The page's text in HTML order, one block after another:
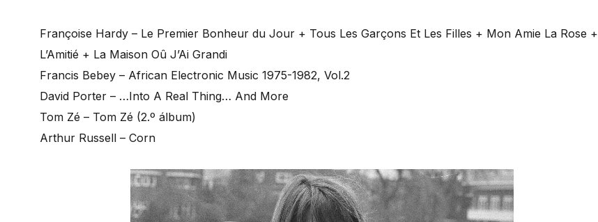
Françoise Hardy – Le Premier Bonheur du Jour + Tous Les Garçons Et Les Filles + Mon Amie La Rose +
L’Amitié + La Maison Oû J’Ai Grandi
Francis Bebey – African Electronic Music 1975-1982, Vol.2
David Porter – …Into A Real Thing… And More
Tom Zé – Tom Zé (2.º álbum)
Arthur Russell – Corn